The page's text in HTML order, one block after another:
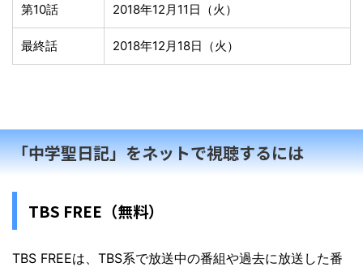
第10話 2018年12月11日（火）
最終話 2018年12月18日（火）
「中学聖日記」をネットで視聴するには
TBS FREE（無料）
TBS FREEは、TBS系で放送中の番組や過去に放送した番